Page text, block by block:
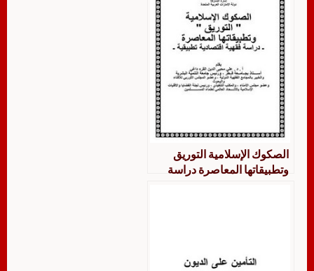
الصكوك الإسلامية التوريق
وتطبيقاتها المعاصرة دراسة